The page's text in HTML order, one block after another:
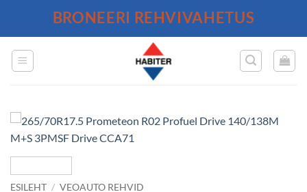
BRONEERI REHVIVAHETUS
ESILEHT / VEOAUTO REHVID